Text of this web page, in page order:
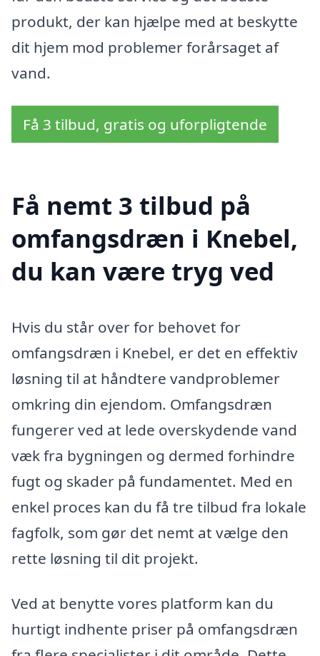
produkt, der kan hjælpe med at beskytte
dit hjem mod problemer forårsaget af
vand.
Få 3 tilbud, gratis og uforpligtende
Få nemt 3 tilbud på
omfangsdræn i Knebel,
du kan være tryg ved
Hvis du står over for behovet for
omfangsdræn i Knebel, er det en effektiv
løsning til at håndtere vandproblemer
omkring din ejendom. Omfangsdræn
fungerer ved at lede overskydende vand
væk fra bygningen og dermed forhindre
fugt og skader på fundamentet. Med en
enkel proces kan du få tre tilbud fra lokale
fagfolk, som gør det nemt at vælge den
rette løsning til dit projekt.
Ved at benytte vores platform kan du
hurtigt indhente priser på omfangsdræn